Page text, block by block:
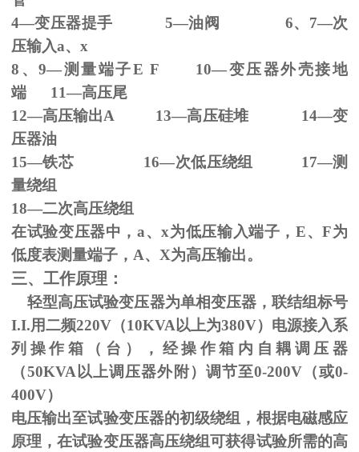
4—变压器提手 5—油阀 6、 7—次
压输入a、 x
8、9—测量端子E F 10—变压器外壳接地
端 11—高压尾
12—高压输出A 13—高压硅堆 14—变
压器油
15—铁芯 16—次低压绕组 17—测
量绕组
18—二次高压绕组
在试验变压器中，a、x为低压输入端子，E、F为
低度表测量端子， A、 X为高压输出。
三、工作原理：
轻型高压试验变压器为单相变压器，联结组标号
I.I.用二频220V （10KVA 以上为380V）电源接入系
列操作箱（台），经操作箱内自耦调压器
（50KVA 以上调压器外附）调节至0-200V（或0-
400V）
电压输出至试验变压器的初级绕组，根据电磁感应
原理，在试验变压器高压绕组可获得试验所需的高